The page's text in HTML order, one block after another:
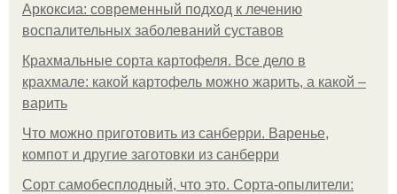
Аркоксиа: современный подход к лечению
воспалительных заболеваний суставов
Крахмальные сорта картофеля. Все дело в
крахмале: какой картофель можно жарить, а какой –
варить
Что можно приготовить из санберри. Варенье,
компот и другие заготовки из санберри
Сорт самобесплодный, что это. Сорта-опылители: